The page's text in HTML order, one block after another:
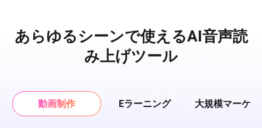
あらゆるシーンで使えるAI音声読
み上げツール
動画制作 Eラーニング 大規模マーケ